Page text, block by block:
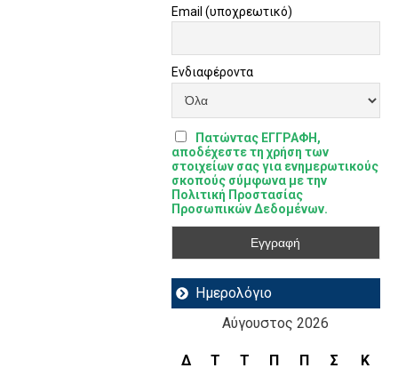
Email (υποχρεωτικό)
Ενδιαφέροντα
Πατώντας ΕΓΓΡΑΦΗ,
αποδέχεστε τη χρήση των
στοιχείων σας για ενημερωτικούς
σκοπούς σύμφωνα με την
Πολιτική Προστασίας
Προσωπικών Δεδομένων.
Ημερολόγιο
Αύγουστος 2026
Δ Τ Τ Π Π Σ
Κ